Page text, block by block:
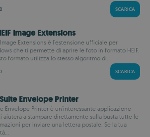
SCARICA
Image Extensions
Image Extensions è l'estensione ufficiale per
che ti permette di aprire le foto in formato HEIF.
formato utilizza lo stesso algoritmo di...
SCARICA
Envelope Printer
Envelope Printer è un'interessante applicazione
aiuterà a stampare direttamente sulla busta tutte le
per inviare una lettera postale. Se la tua